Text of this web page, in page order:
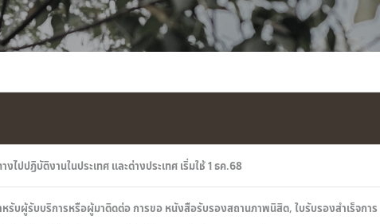
ไปปฏิบัติงานในประเทศ และต่างประเทศ เริ่มใช้ 1 ธค.68
รับผู้รับบริการหรือผู้มาติดต่อ การขอ หนังสือรับรองสถานภาพนิสิต, ใบรับรองสำเร็จการ